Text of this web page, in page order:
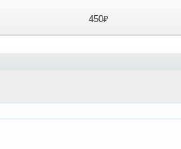
450₽